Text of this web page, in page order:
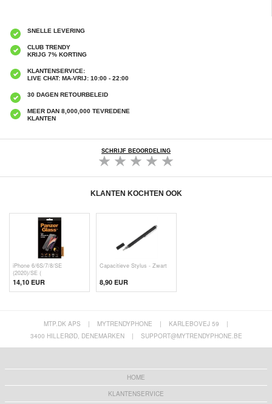
SNELLE LEVERING
CLUB TRENDY
KRIJG 7% KORTING
KLANTENSERVICE:
LIVE CHAT: MA-VRIJ: 10:00 - 22:00
30 DAGEN RETOURBELEID
MEER DAN 8,000,000 TEVREDENE
KLANTEN
SCHRIJF BEOORDELING
KLANTEN KOCHTEN OOK
iPhone 6/6S/7/8/SE
(2020)/SE (
14,10 EUR
Capacitieve Stylus - Zwart
8,90 EUR
MTP.DK APS | MYTRENDYPHONE | KARLEBOVEJ 59
|
3400 HILLERØD, DENEMARKEN
| SUPPORT@MYTRENDYPHONE.BE
HOME
KLANTENSERVICE